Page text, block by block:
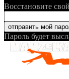
Восстановите
Пароль будет